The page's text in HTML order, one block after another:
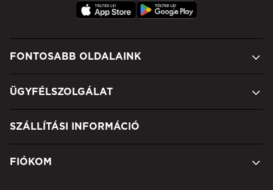
FONTOSABB OLDALAINK
ÜGYFÉLSZOLGÁLAT
SZÁLLÍTÁSI INFORMÁCIÓ
FIÓKOM